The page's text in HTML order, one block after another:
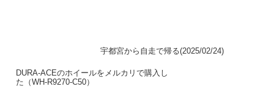
宇都宮から自走で帰る(2025/02/24)
DURA-ACEのホイールをメルカリで購入し
た（WH-R9270-C50）